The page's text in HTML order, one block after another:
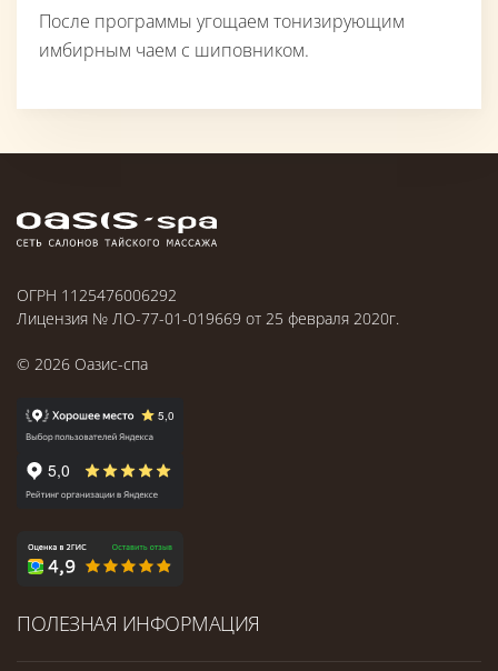
После программы угощаем тонизирующим
имбирным чаем с шиповником.
ОГРН 1125476006292
Лицензия № ЛО-77-01-019669 от 25 февраля 2020г.
© 2026 Оазис-спа
ПОЛЕЗНАЯ ИНФОРМАЦИЯ